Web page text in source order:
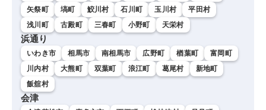
矢祭町 塙町 鮫川村 石川町 玉川村
平田村
浅川町
古殿町 三春町 小野町 天栄村
浜通り
いわき市 相馬市 南相馬市 広野町 楢葉町
富岡町
川内村
大熊町 双葉町 浪江町 葛尾村
新地町
飯舘村
会津